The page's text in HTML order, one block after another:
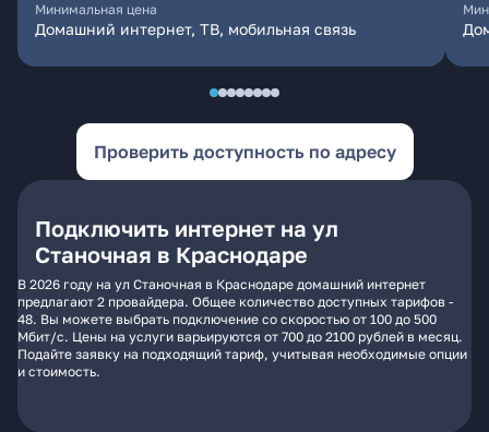
Минимальная цена
Домашний интернет, ТВ, мобильная связь
Проверить доступность по адресу
Подключить интернет на ул
Станочная в Краснодаре
В 2026 году на ул Станочная в Краснодаре домашний интернет
предлагают 2 провайдера. Общее количество доступных тарифов -
48. Вы можете выбрать подключение со скоростью от 100 до 500
Мбит/с. Цены на услуги варьируются от 700 до 2100 рублей в месяц.
Подайте заявку на подходящий тариф, учитывая необходимые опции
и стоимость.